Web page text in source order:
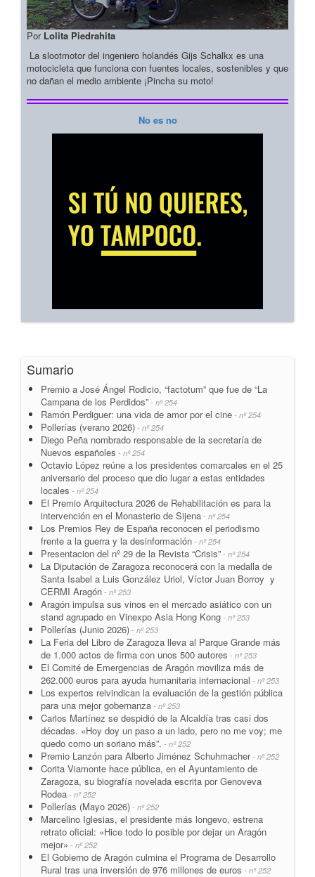
Por Lolita Piedrahita
La slootmotor del ingeniero holandés Gijs Schalkx es una
motocicleta que funciona con fuentes locales, sostenibles y que
no dañan el medio ambiente ¡Pincha su moto!
No es no
Sumario
Premio a José Ángel Rodicio, “factotum” que fue de “La
Campana de los Perdidos” - nº 254
Ramón Perdiguer: una vida de amor por el cine - nº 254
Pollerías (verano 2026) - nº 254
Diego Peña nombrado responsable de la secretaría de
Nuevos españoles - nº 254
Octavio López reúne a los presidentes comarcales en el 25
aniversario del proceso que dio lugar a estas entidades
locales - nº 254
El Premio Arquitectura 2026 de Rehabilitación es para la
intervención en el Monasterio de Sijena - nº 254
Los Premios Rey de España reconocen el periodismo
frente a la guerra y la desinformación - nº 254
Presentacion del nº 29 de la Revista “Crisis” - nº 254
La Diputación de Zaragoza reconocerá con la medalla de
Santa Isabel a Luis González Uriol, Víctor Juan Borroy y
CERMI Aragón - nº 253
Aragón impulsa sus vinos en el mercado asiático con un
stand agrupado en Vinexpo Asia Hong Kong - nº 253
Pollerías (Junio 2026) - nº 253
La Feria del Libro de Zaragoza lleva al Parque Grande más
de 1.000 actos de firma con unos 500 autores - nº 253
El Comité de Emergencias de Aragón moviliza más de
262.000 euros para ayuda humanitaria internacional - nº 253
Los expertos reivindican la evaluación de la gestión pública
para una mejor gobernanza - nº 253
Carlos Martínez se despidió de la Alcaldía tras casi dos
décadas. «Hoy doy un paso a un lado, pero no me voy; me
quedo como un soriano más”. - nº 252
Premio Lanzón para Alberto Jiménez Schuhmacher- nº 252
Corita Viamonte hace pública, en el Ayuntamiento de
Zaragoza, su biografía novelada escrita por Genoveva
Rodea - nº 252
Pollerías (Mayo 2026) - nº 252
Marcelino Iglesias, el presidente más longevo, estrena
retrato oficial: «Hice todo lo posible por dejar un Aragón
mejor» - nº 252
El Gobierno de Aragón culmina el Programa de Desarrollo
Rural tras una inversión de 976 millones de euros - nº 252